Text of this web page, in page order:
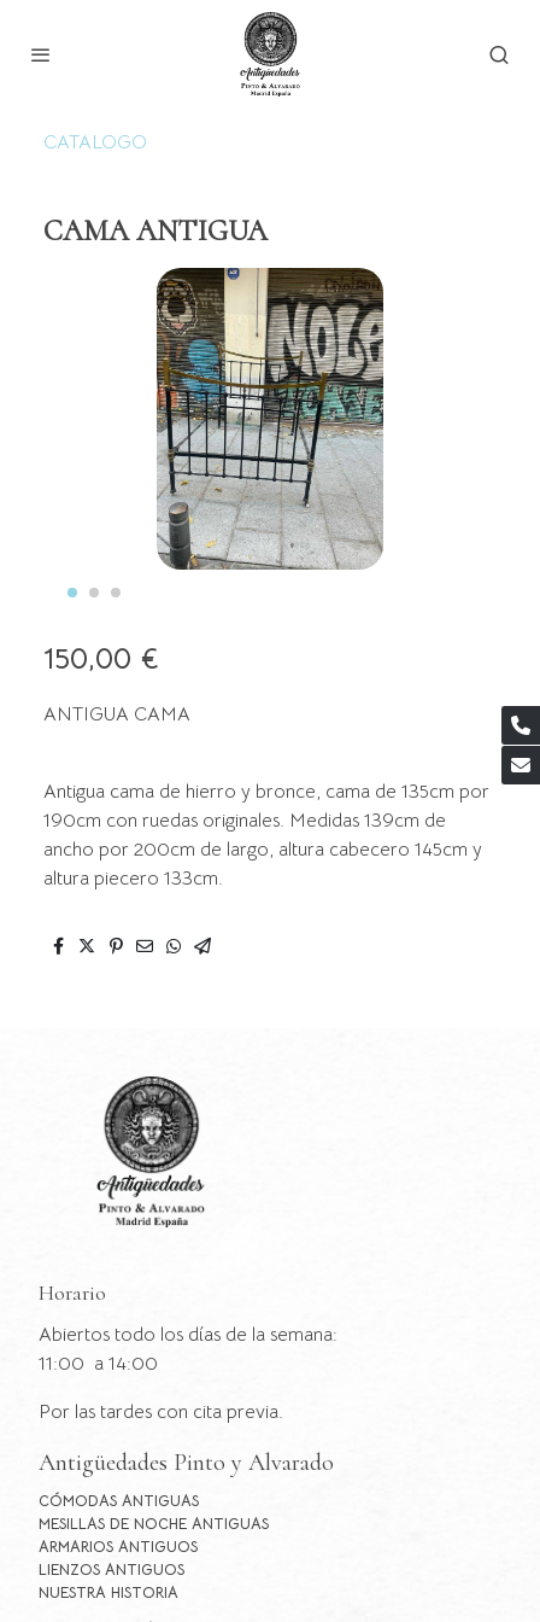
CATALOGO
CAMA ANTIGUA
150,00 €
ANTIGUA CAMA
Antigua cama de hierro y bronce, cama de 135cm por
190cm con ruedas originales. Medidas 139cm de
ancho por 200cm de largo, altura cabecero 145cm y
altura piecero 133cm.
Horario
Abiertos todo los días de la semana:
11:00 a 14:00
Por las tardes con cita previa.
Antigüedades Pinto y Alvarado
CÓMODAS ANTIGUAS
MESILLAS DE NOCHE ANTIGUAS
ARMARIOS ANTIGUOS
LIENZOS ANTIGUOS
NUESTRA HISTORIA